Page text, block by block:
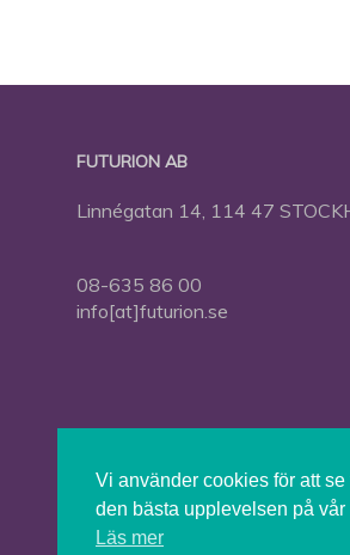
FUTURION AB
Linnégatan 14, 114 47
08-635 86 00
info[at]futurion.se
Press
Om Futurion
Futurion in English
Vi använder cookies för att
den bästa upplevelsen på vår
Läs mer